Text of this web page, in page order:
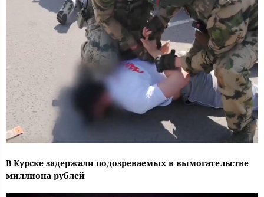
В Курске задержали подозреваемых в вымогательстве
миллиона рублей